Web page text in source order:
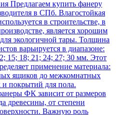
Предлагаем купить фанеру
в СПб. Влагостойкая
в строительстве, в
является хорошим
экологичной тары. Толщина
варьируется в диапазоне:
15; 18; 21; 24; 27; 30 мм. Этот
применение материала:
ящиков до межкомнатных
и покрытий для пола.
ФК зависит от размеров
древесины, от степени
Важную роль